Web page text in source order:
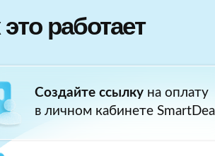
Создайте ссылку на оплату
в личном кабинете
это работает